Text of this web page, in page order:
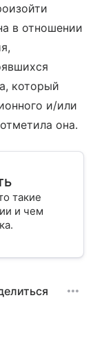
в отношении
который
и/или
она.
такие
и чем